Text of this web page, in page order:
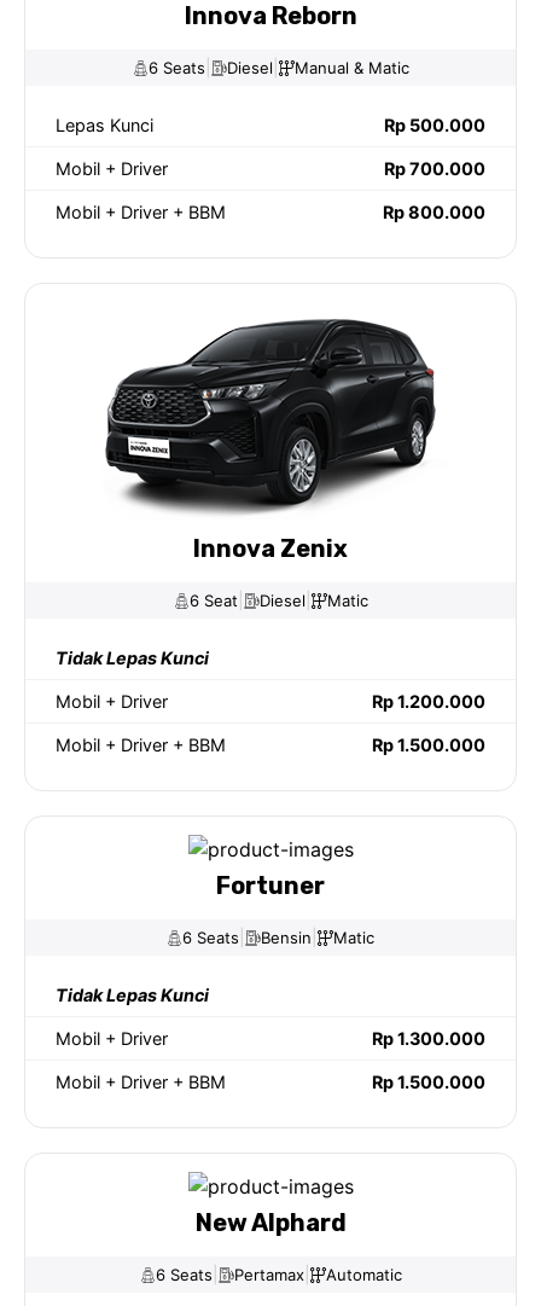
Innova Reborn
6 Seats Diesel Manual & Matic
Lepas Kunci Rp 500.000
Mobil + Driver Rp 700.000
Mobil + Driver + BBM Rp 800.000
Innova Zenix
6 Seat Diesel Matic
Tidak Lepas Kunci
Mobil + Driver Rp 1.200.000
Mobil + Driver + BBM Rp 1.500.000
Fortuner
6 Seats Bensin Matic
Tidak Lepas Kunci
Mobil + Driver Rp 1.300.000
Mobil + Driver + BBM Rp 1.500.000
New Alphard
6 Seats Pertamax| Automatic